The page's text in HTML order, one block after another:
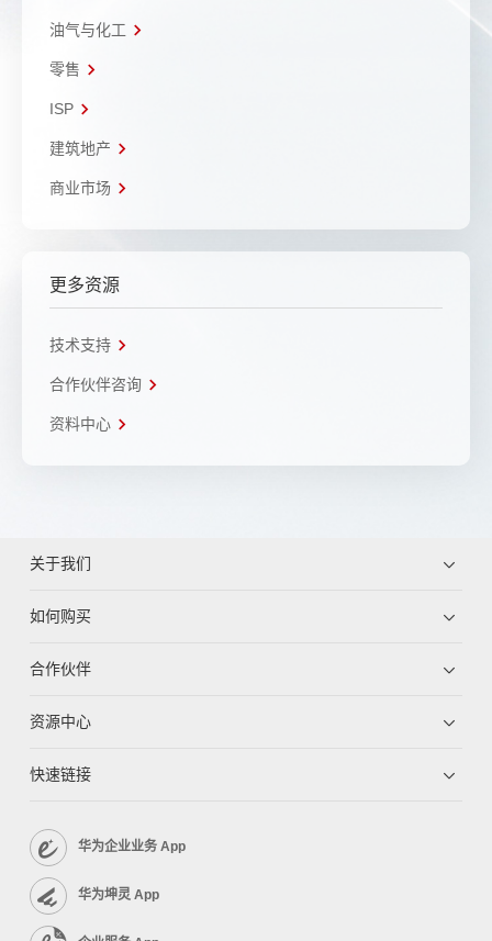
油气与化工
零售
ISP
建筑地产
商业市场
更多资源
技术支持
合作伙伴咨询
资料中心
关于我们
如何购买
合作伙伴
资源中心
快速链接
华为企业业务 App
华为坤灵 App